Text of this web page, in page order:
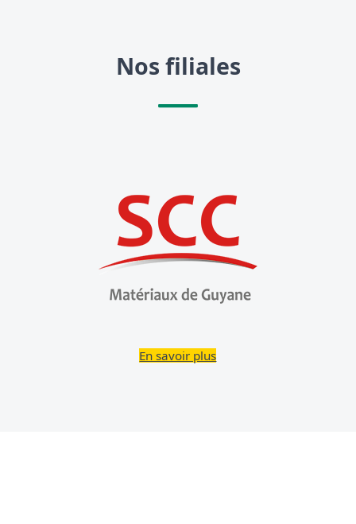
Nos filiales
En savoir plus